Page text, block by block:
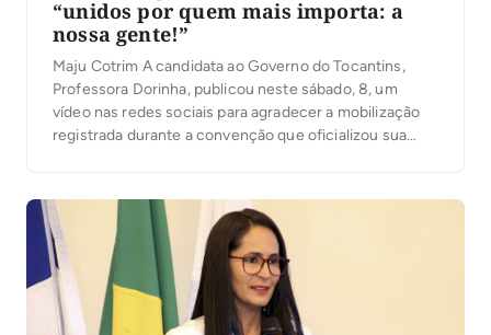
“unidos por quem mais importa: a
nossa gente!”
Maju Cotrim A candidata ao Governo do Tocantins,
Professora Dorinha, publicou neste sábado, 8, um
vídeo nas redes sociais para agradecer a mobilização
registrada durante a convenção que oficializou sua
destacou a presença das caravanas, lideranças e
apoiadores que participaram […]